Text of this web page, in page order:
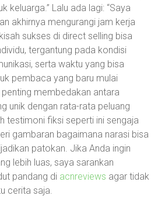
keluarga.” Lalu ada lagi: “Saya
akhirnya mengurangi jam kerja
sukses di direct selling bisa
tergantung pada kondisi
serta waktu yang bisa
pembaca yang baru mulai
membedakan antara
unik dengan rata-rata peluang
testimoni fiksi seperti ini sengaja
gambaran bagaimana narasi bisa
patokan. Jika Anda ingin
lebih luas, saya sarankan
pandang di acnreviews agar tidak
cerita saja.